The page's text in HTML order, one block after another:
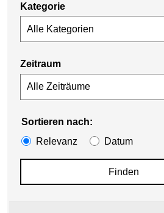
Kategorie
Alle Kategorien
Zeitraum
Sortieren nach:
Relevanz
Datum
Finden